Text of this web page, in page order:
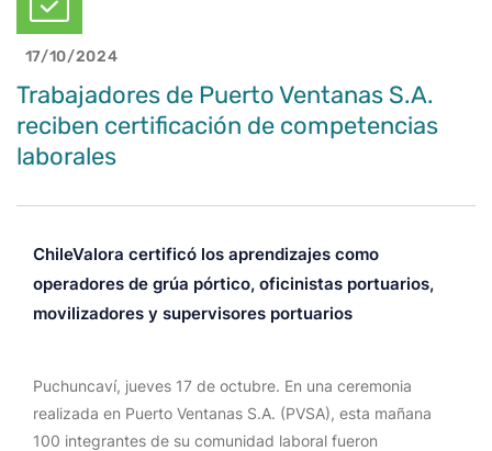
17/10/2024
Trabajadores de Puerto Ventanas S.A.
reciben certificación de competencias
laborales
ChileValora certificó los aprendizajes como
operadores de grúa pórtico, oficinistas portuarios,
movilizadores y supervisores portuarios
Puchuncaví, jueves 17 de octubre. En una ceremonia
realizada en Puerto Ventanas S.A. (PVSA), esta mañana
100 integrantes de su comunidad laboral fueron